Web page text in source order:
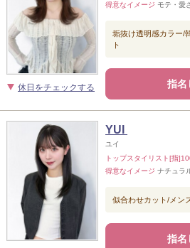
休日をチェックする
得意なイメージ モテ・愛
垢抜け透明感カラー/
ト
指名
YUI
ユイ
トップスタイリスト[指
得意なイメージ ナチュラ
似合わせカット/メン
指名